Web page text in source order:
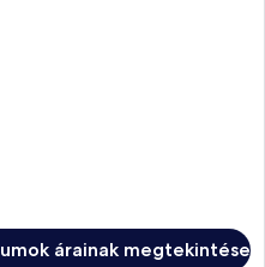
árainak megtekintése